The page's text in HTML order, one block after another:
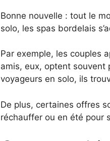
Bonne nouvelle : tout le
solo, les spas bordelais
Par exemple, les couples
amis, eux, optent souvent
voyageurs en solo, ils
De plus, certaines offres
réchauffer ou en été pour